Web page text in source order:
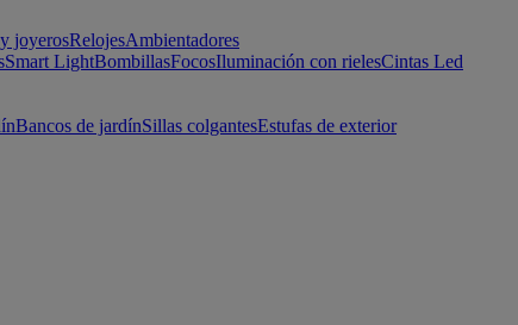
joyerosRelojesAmbientadores
Smart LightBombillasFocosIluminación con rielesCintas Led
Bancos de jardínSillas colgantesEstufas de exterior